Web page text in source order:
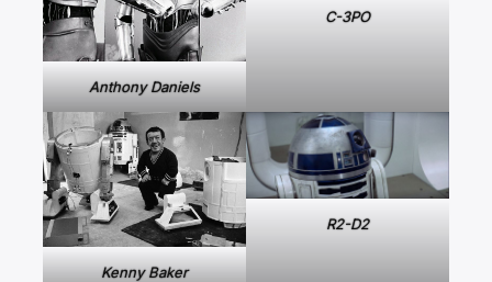
Anthony Daniels
C-3PO
Kenny Baker
R2-D2